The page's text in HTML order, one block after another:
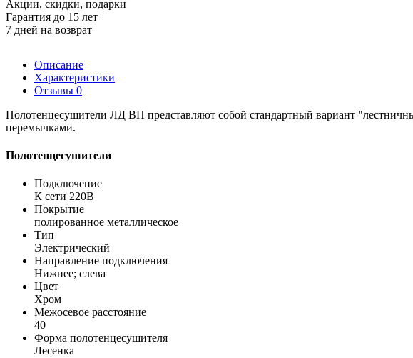
Акции, скидки, подарки
Гарантия до 15 лет
7 дней на возврат
Описание
Характеристики
Отзывы 0
Полотенцесушители ЛД ВП представляют собой стандартный вариант
перемычками.
Полотенцесушители
Подключение
К сети 220В
Покрытие
полированное металлическое
Тип
Электрический
Направление подключения
Нижнее; слева
Цвет
Хром
Межосевое расстояние
40
Форма полотенцесушителя
Лесенка